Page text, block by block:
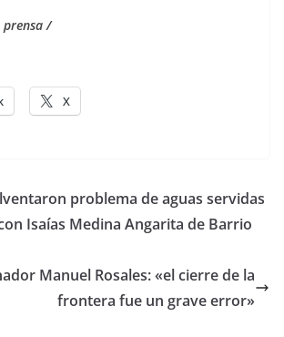
prensa /
X
problema de aguas servidas
Isaías Medina Angarita de Barrio
Manuel Rosales: «el cierre de la
frontera fue un grave error»